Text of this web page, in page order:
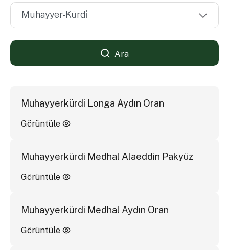
Ara
Muhayyerkürdi Longa Aydın Oran
Görüntüle
Muhayyerkürdi Medhal Alaeddin Pakyüz
Görüntüle
Muhayyerkürdi Medhal Aydın Oran
Görüntüle